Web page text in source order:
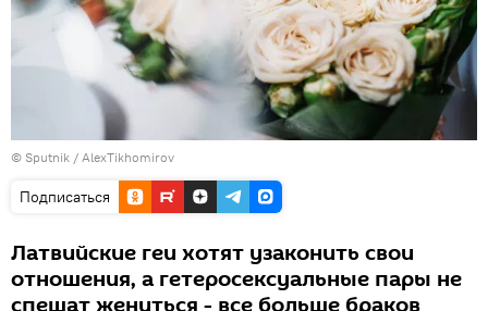
© Sputnik / AlexTikhomirov
Подписаться
Латвийские геи хотят узаконить свои
отношения, а гетеросексуальные пары не